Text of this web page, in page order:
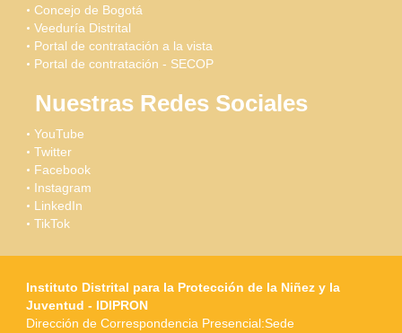
Concejo de Bogotá
Veeduría Distrital
Portal de contratación a la vista
Portal de contratación - SECOP
Nuestras Redes Sociales
YouTube
Twitter
Facebook
Instagram
LinkedIn
TikTok
Instituto Distrital para la Protección de la Niñez y la
Juventud - IDIPRON
Dirección de Correspondencia Presencial:Sede